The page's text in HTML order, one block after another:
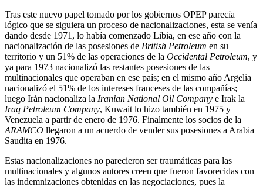
Tras este nuevo papel tomado por los gobiernos OPEP parecía
lógico que se siguiera un proceso de nacionalizaciones, esta se venía
dando desde 1971, lo había comenzado Libia, en ese año con la
nacionalización de las posesiones de British Petroleum en su
territorio y un 51% de las operaciones de la Occidental Petroleum, y
ya para 1973 nacionalizó las restantes posesiones de las
multinacionales que operaban en ese país; en el mismo año Argelia
nacionalizó el 51% de los intereses franceses de las compañías;
luego Irán nacionaliza la Iranian National Oil Company e Irak la
Iraq Petroleum Company, Kuwait lo hizo también en 1975 y
Venezuela a partir de enero de 1976. Finalmente los socios de la
ARAMCO llegaron a un acuerdo de vender sus posesiones a Arabia
Saudita en 1976.
Estas nacionalizaciones no parecieron ser traumáticas para las
multinacionales y algunos autores creen que fueron favorecidas con
las indemnizaciones obtenidas en las negociaciones, pues la